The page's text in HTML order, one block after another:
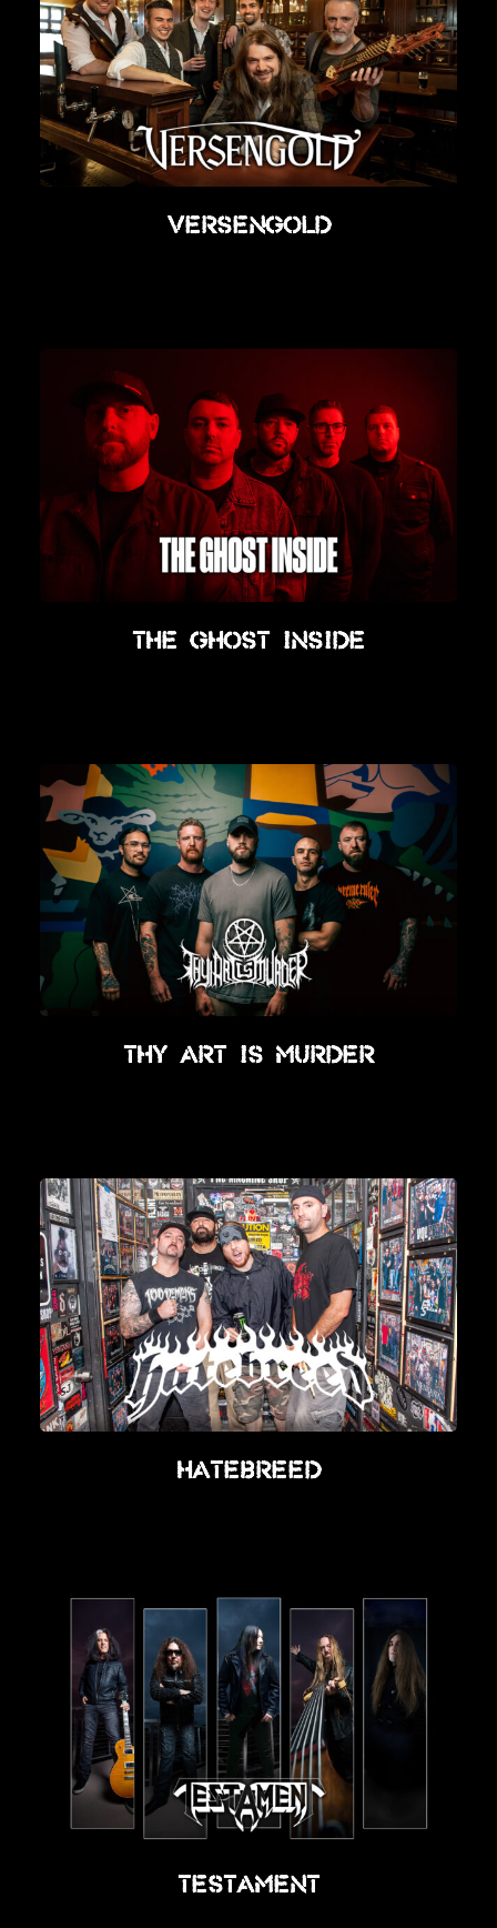
Versengold
The Ghost Inside
Thy Art Is Murder
Hatebreed
Testament